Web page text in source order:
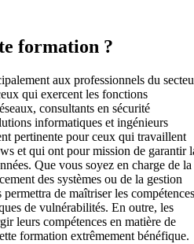
formation ?
aux professionnels du
qui exercent les fonctions
consultants en sécurité
informatiques et ingénieurs
pertinente pour ceux qui travaillent
et qui ont pour mission de garantir
Que vous soyez en charge de la
des systèmes ou de la gestion
de maîtriser les compétences
de vulnérabilités. En outre, les
leurs compétences en matière de
formation extrêmement bénéfique.